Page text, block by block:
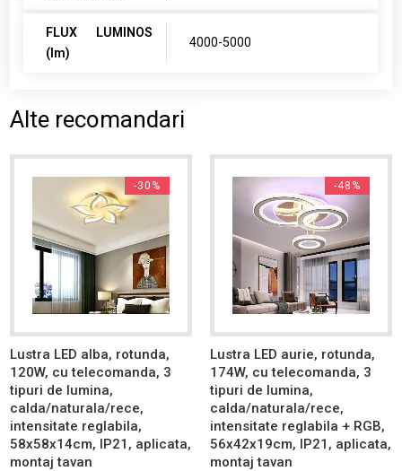
FLUX LUMINOS
(lm)
4000-5000
Alte recomandari
-30%
Lustra LED alba, rotunda,
120W, cu telecomanda, 3
tipuri de lumina,
calda/naturala/rece,
intensitate reglabila,
58x58x14cm, IP21, aplicata,
montaj tavan
-48%
Lustra LED aurie, rotunda,
174W, cu telecomanda, 3
tipuri de lumina,
calda/naturala/rece,
intensitate reglabila + RGB,
56x42x19cm, IP21, aplicata,
montaj tavan